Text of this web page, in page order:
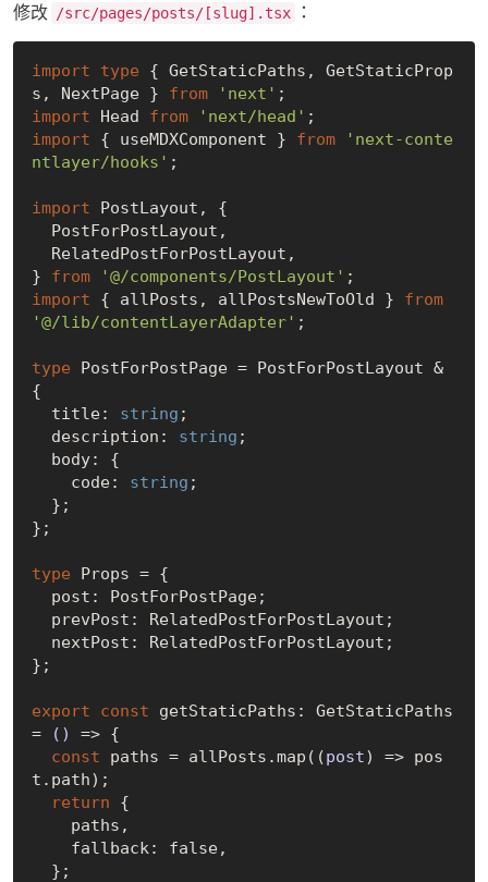
修改 /src/pages/posts/[slug].tsx ：
import type { GetStaticPaths, GetStaticProp
s, NextPage } from 'next'
import Head from 'next/head'
import { useMDXComponent } from
'next-conte
ntlayer/hooks' ;
import PostLayout, {
} from '@/components/PostLayout'
import { allPosts, allPostsNewToOld } from
'@/lib/contentLayerAdapter' ;
type PostForPostPage = PostForPostLayout &
{
  title:
string ;
  description:
string ;
    code:
string ;
};
type Props = {
};
export const getStaticPaths: GetStaticPaths
=
() => {
const paths = allPosts.map( (post) => pos
t.path);
return {
    fallback:
false,